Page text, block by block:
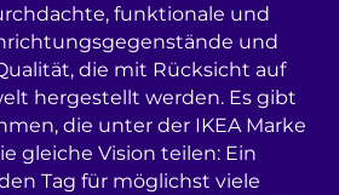
funktionale und
und
die mit Rücksicht auf
hergestellt werden. Es gibt
die unter der IKEA Marke
gleiche Vision teilen: Ein
Tag für möglichst viele